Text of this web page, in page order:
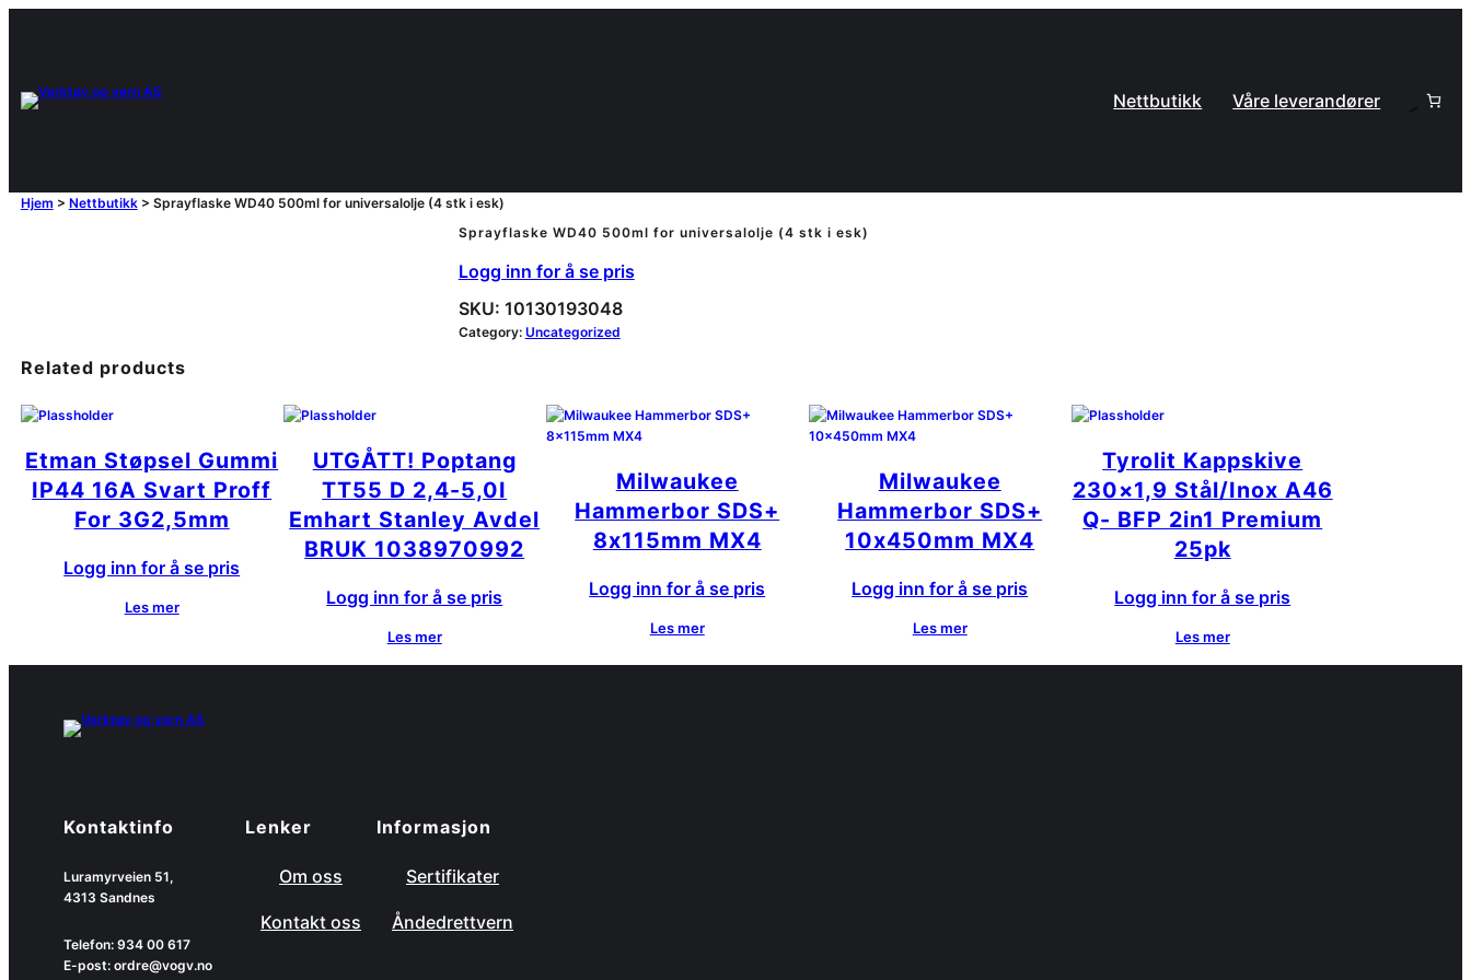
Nettbutikk Våre leverandører
Hjem > Nettbutikk> Sprayflaske WD40 500ml for universalolje (4 stk i esk)
Sprayflaske WD40 500ml for universalolje (4 stk i esk)
Logg inn for å se pris
SKU: 10130193048
Category: Uncategorized
Related products
Etman Støpsel Gummi
IP44 16A Svart Proff
For 3G2,5mm
Logg inn for å se pris
Les mer
UTGÅTT! Poptang
TT55 D 2,4-5,0I
Emhart Stanley Avdel
BRUK 1038970992
Logg inn for å se pris
Les mer
Milwaukee
Hammerbor SDS+
8x115mm MX4
Logg inn for å se pris
Les mer
Milwaukee
Hammerbor SDS+
10x450mm MX4
Logg inn for å se pris
Les mer
Tyrolit Kappskive
230×1,9 Stål/Inox A46
Q- BFP 2in1 Premium
25pk
Logg inn for å se pris
Les mer
Kontaktinfo
Luramyrveien 51,
4313 Sandnes
Telefon: 934 00 617
E-post: ordre@vogv.no
Lenker
Om oss
Kontakt oss
Informasjon
Sertifikater
Åndedrettvern